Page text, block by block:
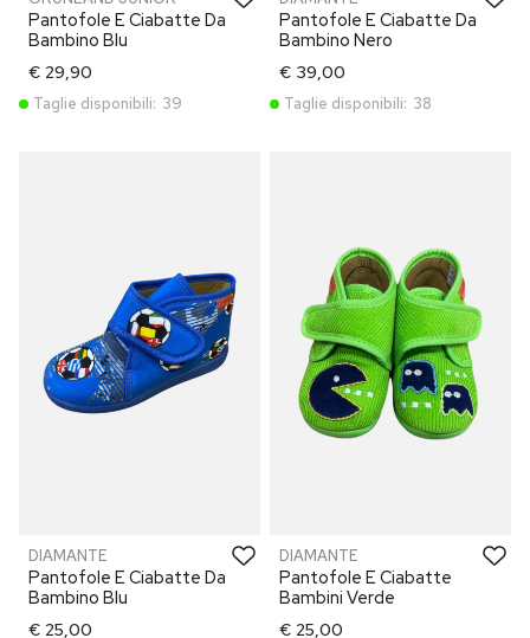
Pantofole E Ciabatte Da
Bambino Blu
€ 29,90
Taglie disponibili: 39
Pantofole E Ciabatte Da
Bambino Nero
€ 39,00
Taglie disponibili: 38
DIAMANTE
Pantofole E Ciabatte Da
Bambino Blu
€ 25,00
DIAMANTE
Pantofole E Ciabatte
Bambini Verde
€ 25,00